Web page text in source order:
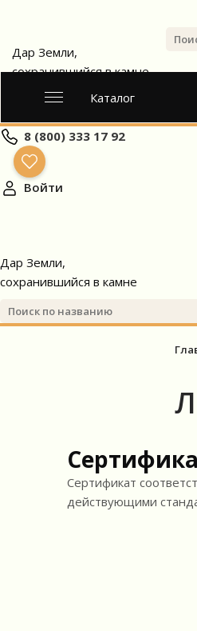
Дар Земли,
сохранившийся в камне
Каталог
8 (800) 333 17 92
Войти
Дар Земли,
сохранившийся в камне
Сертификат
действующими